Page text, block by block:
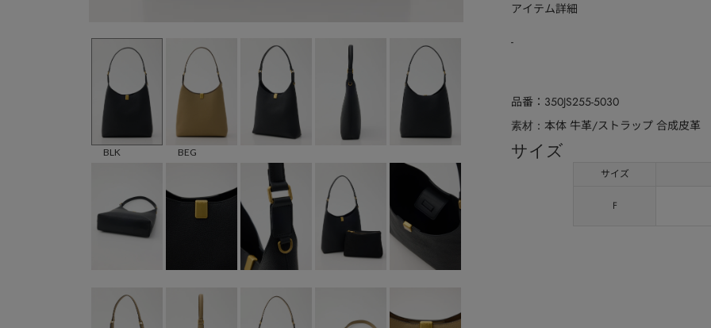
BLK BEG
アイテム詳細
-
品番 350JS255-5030
素材 本体 牛革/ストラップ 合成皮革
サイズ
サイズ
F